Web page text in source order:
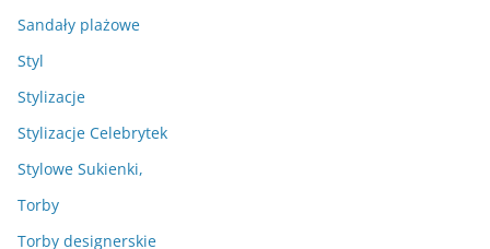
Sandały plażowe
Styl
Stylizacje
Stylizacje Celebrytek
Stylowe Sukienki,
Torby
Torby designerskie